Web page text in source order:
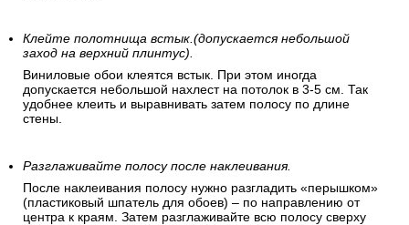
Клейте полотнища встык.(допускается небольшой
заход на верхний плинтус).
Виниловые обои клеятся встык. При этом иногда
допускается небольшой нахлест на потолок в 3-5 см. Так
удобнее клеить и выравнивать затем полосу по длине
стены.
Разглаживайте полосу после наклеивания.
После наклеивания полосу нужно разгладить «перышком»
(пластиковый шпатель для обоев) – по направлению от
центра к краям. Затем разглаживайте всю полосу сверху